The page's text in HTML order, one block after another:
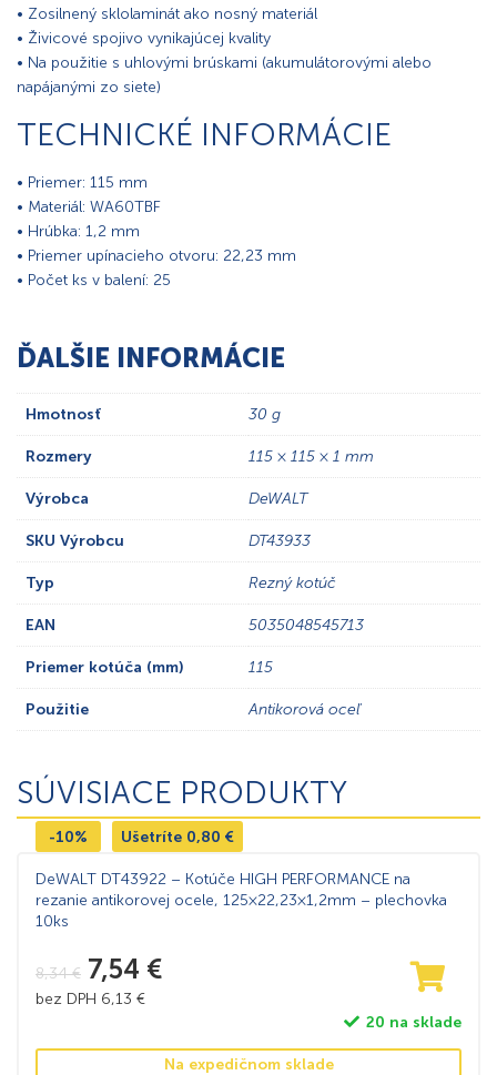
• Zosilnený sklolaminát ako nosný materiál
• Živicové spojivo vynikajúcej kvality
• Na použitie s uhlovými brúskami (akumulátorovými alebo
napájanými zo siete)
TECHNICKÉ INFORMÁCIE
• Priemer: 115 mm
• Materiál: WA60TBF
• Hrúbka: 1,2 mm
• Priemer upínacieho otvoru: 22,23 mm
• Počet ks v balení: 25
ĎALŠIE INFORMÁCIE
Hmotnosť 30 g
Rozmery 115 × 115 × 1 mm
Výrobca DeWALT
SKU Výrobcu DT43933
Typ Rezný kotúč
EAN 5035048545713
Priemer kotúča (mm) 115
Použitie Antikorová oceľ
SÚVISIACE PRODUKTY
-10% Ušetríte 0,80 €
DeWALT DT43922 – Kotúče HIGH PERFORMANCE na
rezanie antikorovej ocele, 125×22,23×1,2mm – plechovka
10ks
8,34€ 7,54 €
bez DPH 6,13 €
20 na sklade
Na expedičnom sklade